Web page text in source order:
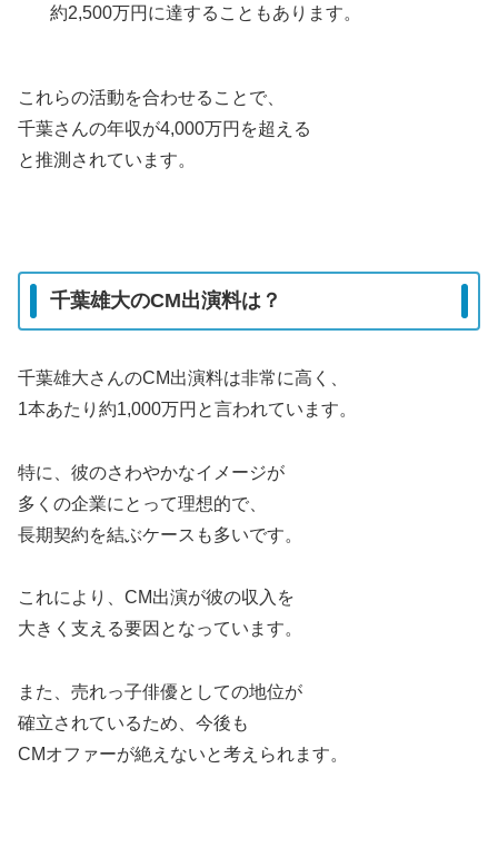
約2,500万円に達することもあります。
これらの活動を合わせることで、
千葉さんの年収が4,000万円を超える
と推測されています。
千葉雄大のCM出演料は？
千葉雄大さんのCM出演料は非常に高く、
1本あたり約1,000万円と言われています。
特に、彼のさわやかなイメージが
多くの企業にとって理想的で、
長期契約を結ぶケースも多いです。
これにより、CM出演が彼の収入を
大きく支える要因となっています。
また、売れっ子俳優としての地位が
確立されているため、今後も
CMオファーが絶えないと考えられます。